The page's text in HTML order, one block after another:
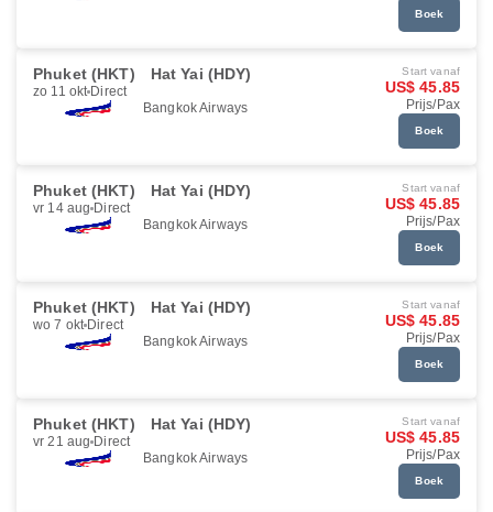
Boek
Phuket (HKT) Hat Yai (HDY)
zo 11 okt Direct
Bangkok Airways
Start vanaf
US$ 45.85
Prijs/Pax
Boek
Phuket (HKT) Hat Yai (HDY)
vr 14 aug Direct
Bangkok Airways
Start vanaf
US$ 45.85
Prijs/Pax
Boek
Phuket (HKT) Hat Yai (HDY)
wo 7 okt Direct
Bangkok Airways
Start vanaf
US$ 45.85
Prijs/Pax
Boek
Phuket (HKT) Hat Yai (HDY)
vr 21 aug Direct
Bangkok Airways
Start vanaf
US$ 45.85
Prijs/Pax
Boek